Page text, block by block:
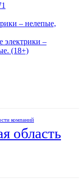
– нелепые,
электрики –
(18+)
компаний
область